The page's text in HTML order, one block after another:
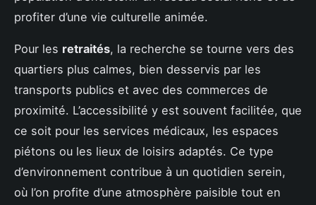
profiter d’une vie culturelle animée.
Pour les retraités, la recherche se tourne vers des
quartiers plus calmes, bien desservis par les
transports publics et avec des commerces de
proximité. L’accessibilité y est souvent facilitée, que
ce soit pour les services médicaux, les espaces
piétons ou les lieux de loisirs adaptés. Ce type
d’environnement contribue à un quotidien serein,
où l’on profite d’une atmosphère paisible tout en